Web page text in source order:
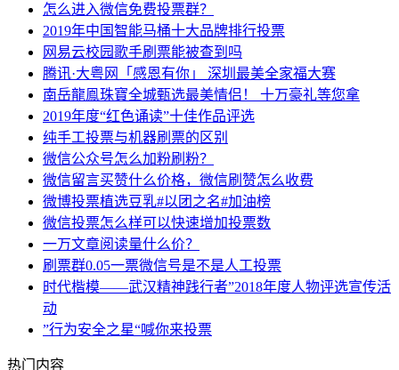
怎么进入微信免费投票群？
2019年中国智能马桶十大品牌排行投票
网易云校园歌手刷票能被查到吗
腾讯·大粤网「感恩有你」 深圳最美全家福大赛
南岳龍鳯珠寶全城甄选最美情侣！ 十万豪礼等您拿
2019年度“红色诵读”十佳作品评选
纯手工投票与机器刷票的区别
微信公众号怎么加粉刷粉？
微信留言买赞什么价格，微信刷赞怎么收费
微博投票植选豆乳#以团之名#加油榜
微信投票怎么样可以快速增加投票数
一万文章阅读量什么价？
刷票群0.05一票微信号是不是人工投票
时代楷模——武汉精神践行者”2018年度人物评选宣传活
动
”行为安全之星“喊你来投票
热门内容